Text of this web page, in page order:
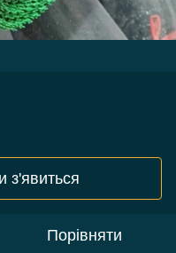
з'явиться
Порівняти